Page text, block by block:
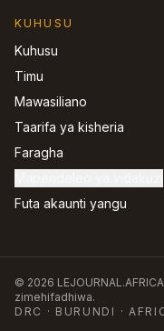
KUHUSU
Kuhusu
Timu
Mawasiliano
Taarifa ya kisheria
Faragha
Futa akaunti yangu
© 2026
zimehifadhiwa.
DRC · BURUNDI ·